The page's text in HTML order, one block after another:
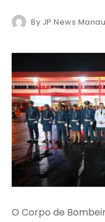
By JP News
O Corpo de